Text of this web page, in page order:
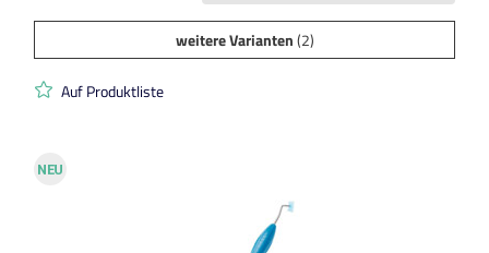
weitere Varianten(2)
Auf Produktliste